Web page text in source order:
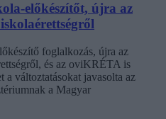
előkészítőt, újra az
foglalkozás, újra az
és az oviKRÉTA is
a változtatásokat javasolta az
a Magyar